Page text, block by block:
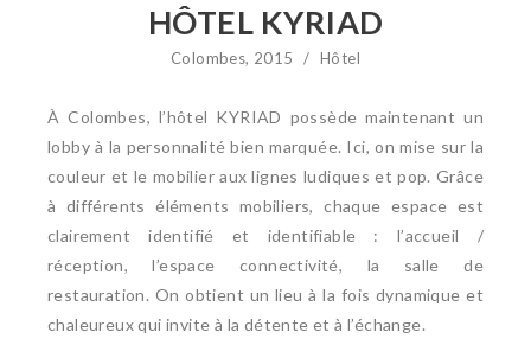
HÔTEL KYRIAD
Colombes, 2015 / Hôtel
À Colombes, l’hôtel KYRIAD possède maintenant un
lobby à la personnalité bien marquée. Ici, on mise sur la
couleur et le mobilier aux lignes ludiques et pop. Grâce
à différents éléments mobiliers, chaque espace est
clairement identifié et identifiable : l’accueil /
réception, l’espace connectivité, la salle de
restauration. On obtient un lieu à la fois dynamique et
chaleureux qui invite à la détente et à l’échange.